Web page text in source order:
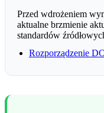
Przed wdrożeniem
aktualne brzmienie
standardów
Rozporządzenie